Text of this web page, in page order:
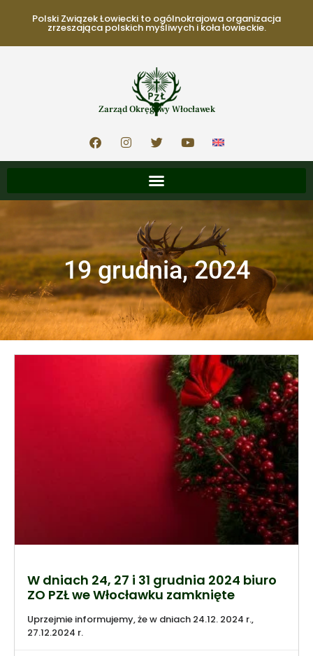
Polski Związek Łowiecki to ogólnokrajowa organizacja
zrzeszająca polskich myśliwych i koła łowieckie.
Zarząd Okręgowy Włocławek
19 grudnia, 2024
W dniach 24, 27 i 31 grudnia 2024 biuro
ZO PZŁ we Włocławku zamknięte
Uprzejmie informujemy, że w dniach 24.12. 2024 r.,
27.12.2024 r.